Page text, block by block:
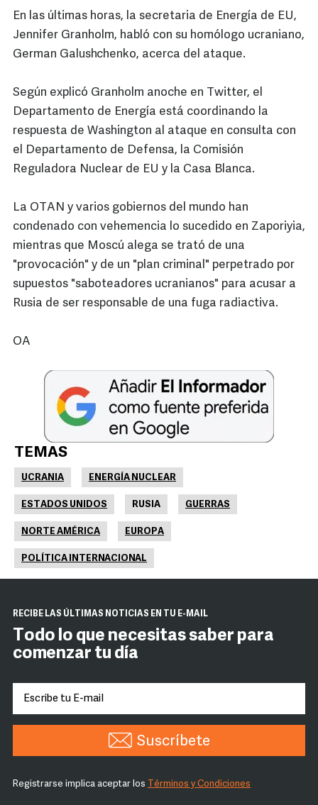
En las últimas horas, la secretaria de Energía de EU,
Jennifer Granholm, habló con su homólogo ucraniano,
German Galushchenko, acerca del ataque.
Según explicó Granholm anoche en Twitter, el
Departamento de Energía está coordinando la
respuesta de Washington al ataque en consulta con
el Departamento de Defensa, la Comisión
Reguladora Nuclear de EU y la Casa Blanca.
La OTAN y varios gobiernos del mundo han
condenado con vehemencia lo sucedido en Zaporiyia,
mientras que Moscú alega se trató de una
"provocación" y de un "plan criminal" perpetrado por
supuestos "saboteadores ucranianos" para acusar a
Rusia de ser responsable de una fuga radiactiva.
OA
TEMAS
UCRANIA ENERGÍA NUCLEAR
ESTADOS UNIDOS RUSIA GUERRAS
NORTE AMÉRICA EUROPA
POLÍTICA INTERNACIONAL
RECIBE LAS ÚLTIMAS NOTICIAS EN TU E-MAIL
Todo lo que necesitas saber para
comenzar tu día
Suscríbete
Registrarse implica aceptar los Términos y Condiciones